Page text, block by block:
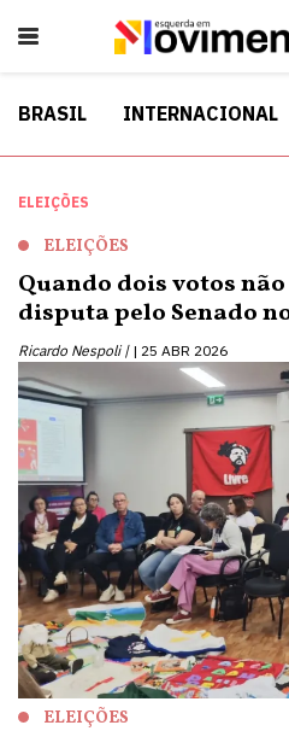
BRASIL INTERNACIONAL
ELEIÇÕES
ELEIÇÕES
Quando dois votos
disputa pelo Senado
Ricardo Nespoli | 25 ABR 2026
ELEIÇÕES